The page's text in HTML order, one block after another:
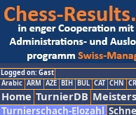
Logged on: Gast
Arabic ARM AZE BIH BUL CAT CHN
Home TurnierDB
Turnierschach-Elozahl